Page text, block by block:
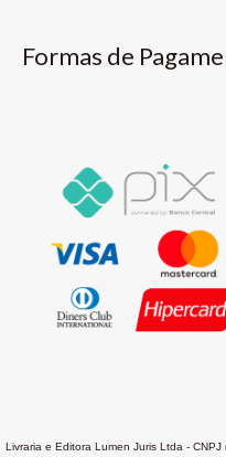
Formas de
Livraria e Editora Lumen Juris Ltda -